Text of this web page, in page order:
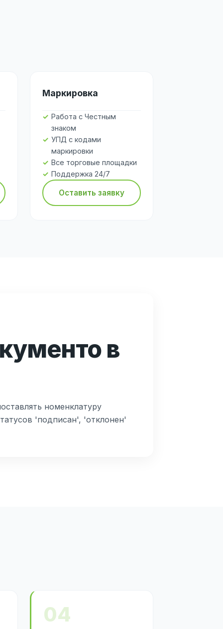
Маркировка
Работа с Честным
знаком
УПД с кодами
маркировки
Все торговые площадки
Поддержка 24/7
Оставить заявку
в
номенклатуру
'подписан', 'отклонен'
04